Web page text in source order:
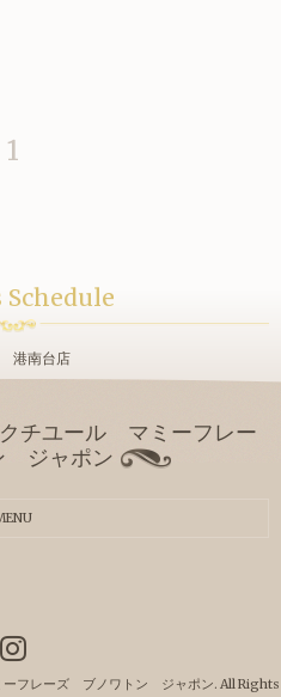
1
Schedule
港南台店
ユール マミーフレー
ジャポン
フレーズ ブノワトン ジャポン. All Rights